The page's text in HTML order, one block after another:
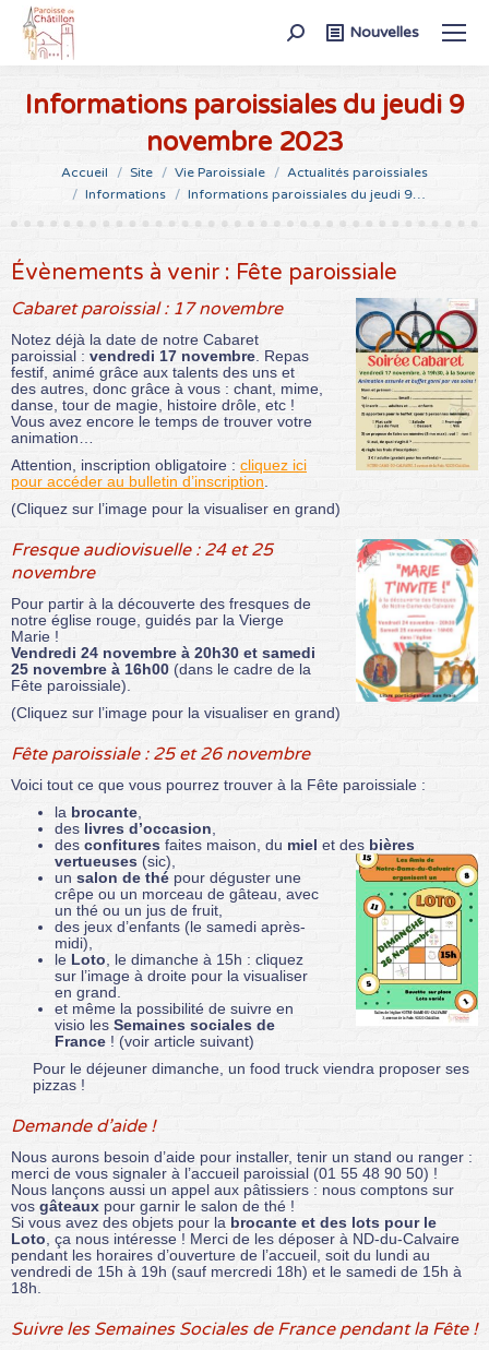
Recherche
:
Nouvelles
Informations paroissiales du jeudi 9
novembre 2023
Vous êtes ici :
Accueil Site Vie Paroissiale
Actualités paroissiales
Informations
Informations paroissiales du jeudi 9…
Évènements à venir : Fête paroissiale
Cabaret paroissial : 17 novembre
Notez déjà la date de notre Cabaret
paroissial : vendredi 17 novembre . Repas
festif, animé grâce aux talents des uns et
des autres, donc grâce à vous : chant, mime,
danse, tour de magie, histoire drôle, etc !
Vous avez encore le temps de trouver votre
animation…
Attention, inscription obligatoire : cliquez ici
pour accéder au bulletin d’inscription
(Cliquez sur l’image pour la visualiser en grand)
Fresque audiovisuelle : 24 et 25
novembre
Pour partir à la découverte des fresques de
notre église rouge, guidés par la Vierge
Marie !
Vendredi 24 novembre à 20h30 et samedi
25 novembre à 16h00 (dans le cadre de la
Fête paroissiale).
(Cliquez sur l’image pour la visualiser en grand)
Fête paroissiale : 25 et 26 novembre
Voici tout ce que vous pourrez trouver à la Fête paroissiale :
la brocante
des livres d’occasion
des confitures faites maison, du miel et des bières
vertueuses (sic),
un salon de thé pour déguster une
crêpe ou un morceau de gâteau, avec
un thé ou un jus de fruit,
des jeux d’enfants (le samedi après-
midi),
le Loto , le dimanche à 15h : cliquez
sur l’image à droite pour la visualiser
en grand.
et même la possibilité de suivre en
visio les Semaines sociales de
France ! (voir article suivant)
Pour le déjeuner dimanche, un food truck viendra proposer ses
pizzas !
Demande d’aide !
Nous aurons besoin d’aide pour installer, tenir un stand ou ranger :
merci de vous signaler à l’accueil paroissial (01 55 48 90 50) !
Nous lançons aussi un appel aux pâtissiers : nous comptons sur
vos gâteaux pour garnir le salon de thé !
Si vous avez des objets pour la brocante et des lots pour le
Loto , ça nous intéresse ! Merci de les déposer à ND-du-Calvaire
pendant les horaires d’ouverture de l’accueil, soit du lundi au
vendredi de 15h à 19h (sauf mercredi 18h) et le samedi de 15h à
18h.
Suivre les Semaines Sociales de France pendant la Fête !